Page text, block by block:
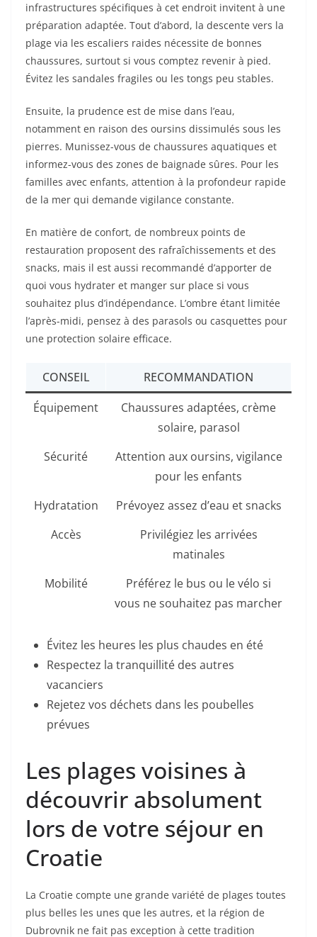
infrastructures spécifiques à cet endroit invitent à une
préparation adaptée. Tout d’abord, la descente vers la
plage via les escaliers raides nécessite de bonnes
chaussures, surtout si vous comptez revenir à pied.
Évitez les sandales fragiles ou les tongs peu stables.
Ensuite, la prudence est de mise dans l’eau,
notamment en raison des oursins dissimulés sous les
pierres. Munissez-vous de chaussures aquatiques et
informez-vous des zones de baignade sûres. Pour les
familles avec enfants, attention à la profondeur rapide
de la mer qui demande vigilance constante.
En matière de confort, de nombreux points de
restauration proposent des rafraîchissements et des
snacks, mais il est aussi recommandé d’apporter de
quoi vous hydrater et manger sur place si vous
souhaitez plus d’indépendance. L’ombre étant limitée
l’après-midi, pensez à des parasols ou casquettes pour
une protection solaire efficace.
CONSEIL
RECOMMANDATION
Équipement
Chaussures adaptées, crème
solaire, parasol
Sécurité
Attention aux oursins, vigilance
pour les enfants
Hydratation
Prévoyez assez d’eau et snacks
Accès
Privilégiez les arrivées
matinales
Mobilité
Préférez le bus ou le vélo si
vous ne souhaitez pas marcher
Évitez les heures les plus chaudes en été
Respectez la tranquillité des autres
vacanciers
Rejetez vos déchets dans les poubelles
prévues
Les plages voisines à
découvrir absolument
lors de votre séjour en
Croatie
La Croatie compte une grande variété de plages toutes
plus belles les unes que les autres, et la région de
Dubrovnik ne fait pas exception à cette tradition